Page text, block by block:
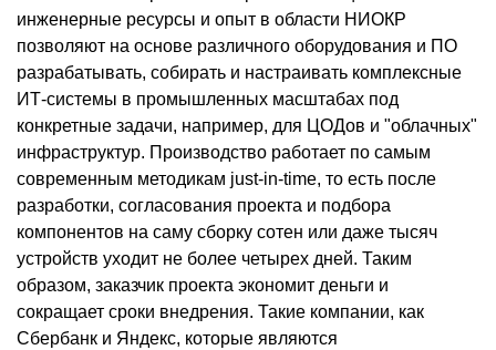
инженерные ресурсы и опыт в области НИОКР
позволяют на основе различного оборудования и ПО
разрабатывать, собирать и настраивать комплексные
ИТ-системы в промышленных масштабах под
конкретные задачи, например, для ЦОДов и "облачных"
инфраструктур. Производство работает по самым
современным методикам just-in-time, то есть после
разработки, согласования проекта и подбора
компонентов на саму сборку сотен или даже тысяч
устройств уходит не более четырех дней. Таким
образом, заказчик проекта экономит деньги и
сокращает сроки внедрения. Такие компании, как
Сбербанк и Яндекс, которые являются